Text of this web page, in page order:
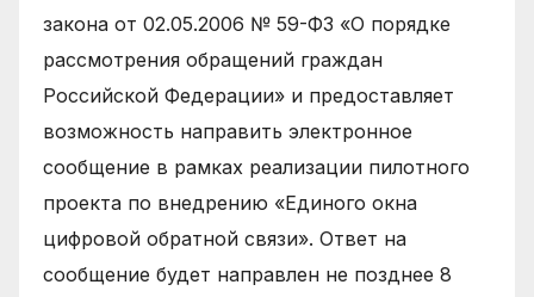
закона от 02.05.2006 № 59-ФЗ «О порядке
рассмотрения обращений граждан
Российской Федерации» и предоставляет
возможность направить электронное
сообщение в рамках реализации пилотного
проекта по внедрению «Единого окна
цифровой обратной связи». Ответ на
сообщение будет направлен не позднее 8